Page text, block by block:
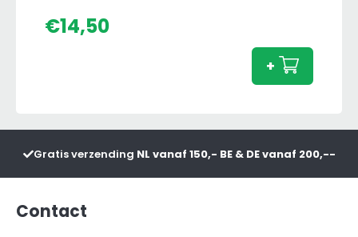
€14,50
met
aantal
+
Gratis verzending NL vanaf 150,- BE & DE vanaf 200,--
Contact